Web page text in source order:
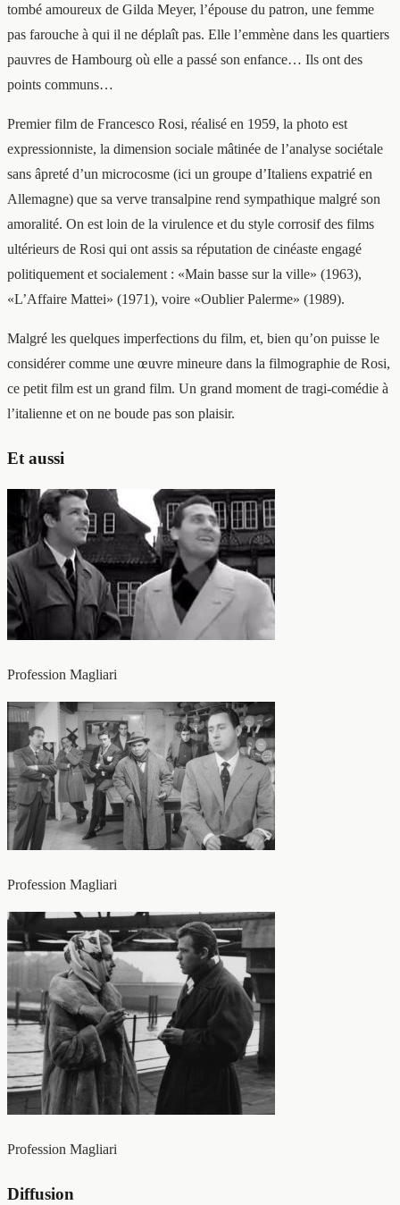
tombé amoureux de Gilda Meyer, l’épouse du patron, une femme
pas farouche à qui il ne déplaît pas. Elle l’emmène dans les quartiers
pauvres de Hambourg où elle a passé son enfance… Ils ont des
points communs…
Premier film de Francesco Rosi, réalisé en 1959, la photo est
expressionniste, la dimension sociale mâtinée de l’analyse sociétale
sans âpreté d’un microcosme (ici un groupe d’Italiens expatrié en
Allemagne) que sa verve transalpine rend sympathique malgré son
amoralité. On est loin de la virulence et du style corrosif des films
ultérieurs de Rosi qui ont assis sa réputation de cinéaste engagé
politiquement et socialement : «Main basse sur la ville» (1963),
«L’Affaire Mattei» (1971), voire «Oublier Palerme» (1989).
Malgré les quelques imperfections du film, et, bien qu’on puisse le
considérer comme une œuvre mineure dans la filmographie de Rosi,
ce petit film est un grand film. Un grand moment de tragi-comédie à
l’italienne et on ne boude pas son plaisir.
Et aussi
Profession Magliari
Profession Magliari
Profession Magliari
Diffusion